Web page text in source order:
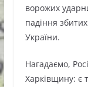
ворожих
падіння
України.
Нагадаємо,
Харківщину: є